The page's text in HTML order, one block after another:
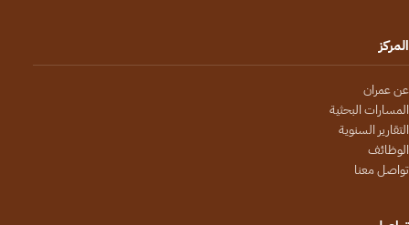
المركز
عن عمران
المسارات البحثية
التقارير السنوية
الوظائف
تواصل معنا